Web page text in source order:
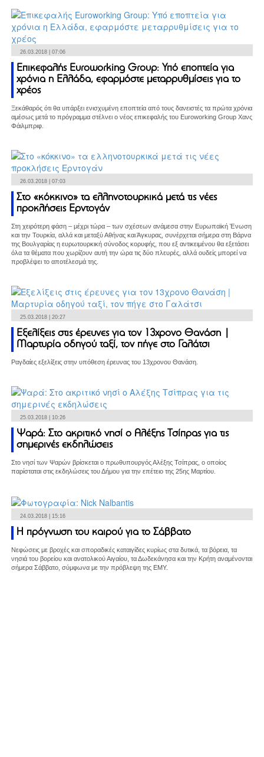
26.03.2018 | 07:06
Επικεφαλής Euroworking Group: Υπό εποπτεία για
χρόνια η Ελλάδα, εφαρμόστε μεταρρυθμίσεις για το
χρέος
Ξεκάθαρός ότι θα υπάρξει ενισχυμένη εποπτεία από τους δανειστές τα πρώτα χρόνια
αμέσως μετά το πρόγραμμα στέλνει ο νέος επικεφαλής του Euroworking Group Χανς
Φάιλμπριφ.
26.03.2018 | 07:03
Στο «κόκκινο» τα ελληνοτουρκικά μετά τις νέες
προκλήσεις Ερντογάν
Στη χειρότερη φάση – μέχρι τώρα – των σχέσεων ανάμεσα στην Ευρωπαϊκή Ένωση
και την Τουρκία, αλλά και μεταξύ Αθήνας και Άγκυρας, συνέρχεται σήμερα στη Βάρνα
της Βουλγαρίας η ευρωτουρκική σύνοδος κορυφής, που εξ αντικειμένου θα εξετάσει
όλα τα θέματα που χωρίζουν αυτή την ώρα τις δύο πλευρές, αλλά ουδείς μπορεί να
προβλέψει το αποτέλεσμά της.
25.03.2018 | 20:27
Εξελίξεις στις έρευνες για τον 13χρονο Θανάση |
Μαρτυρία οδηγού ταξί, τον πήγε στο Γαλάτσι
Ραγδαίες εξελίξεις στην υπόθεση έρευνας του 13χρονου Θανάση.
25.03.2018 | 10:26
Ψαρά: Στο ακριτικό νησί ο Αλέξης Τσίπρας για τις
σημερινές εκδηλώσεις
Στο νησί των Ψαρών βρίσκεται ο πρωθυπουργός Αλέξης Τσίπρας, ο οποίος
παρίσταται στις εκδηλώσεις του Δήμου για την επέτειο της 25ης Μαρτίου.
24.03.2018 | 15:16
Η πρόγνωση του καιρού για το Σάββατο
Νεφώσεις με βροχές και σποραδικές καταιγίδες κυρίως στα δυτικά, τα βόρεια, τα
νησιά του βορείου και ανατολικού Αιγαίου, τα Δωδεκάνησα και την Κρήτη αναμένονται
σήμερα Σάββατο, σύμφωνα με την πρόβλεψη της ΕΜΥ.